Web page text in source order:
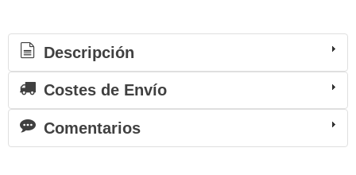
Descripción
Costes de Envío
Comentarios